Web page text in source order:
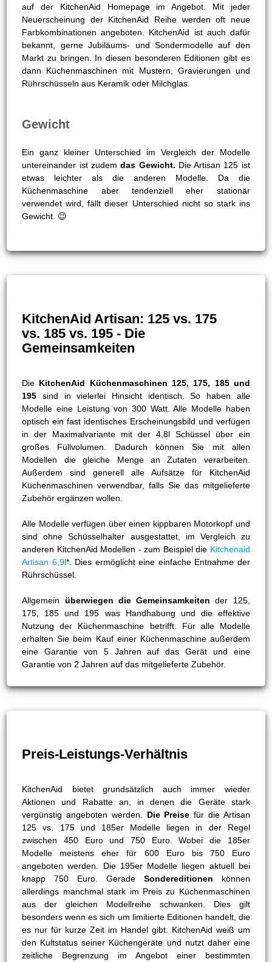
auf der KitchenAid Homepage im Angebot. Mit jeder
Neuerscheinung der KitchenAid Reihe werden oft neue
Farbkombinationen angeboten. KitchenAid ist auch dafür
bekannt, gerne Jubiläums- und Sondermodelle auf den
Markt zu bringen. In diesen besonderen Editionen gibt es
dann Küchenmaschinen mit Mustern, Gravierungen und
Rührschüsseln aus Keramik oder Milchglas.
Gewicht
Ein ganz kleiner Unterschied im Vergleich der Modelle
untereinander ist zudemdas Gewicht. Die Artisan 125 ist
etwas leichter als die anderen Modelle. Da die
Küchenmaschine aber tendenziell eher stationär
verwendet wird, fällt dieser Unterschied nicht so stark ins
Gewicht. 😉
KitchenAid Artisan: 125 vs. 175
vs. 185 vs. 195 - Die
Gemeinsamkeiten
Die KitchenAid Küchenmaschinen 125, 175, 185 und
195 sind in vielerlei Hinsicht identisch. So haben alle
Modelle eine Leistung von 300 Watt. Alle Modelle haben
optisch ein fast identisches Erscheinungsbild und verfügen
in der Maximalvariante mit der 4,8l Schüssel über ein
großes Füllvolumen. Dadurch können Sie mit allen
Modellen die gleiche Menge an Zutaten verarbeiten.
Außerdem sind generell alle Aufsätze für KitchenAid
Küchenmaschinen verwendbar, falls Sie das mitgelieferte
Zubehör ergänzen wollen.
Alle Modelle verfügen über einen kippbaren Motorkopf und
sind ohne Schüsselhalter ausgestattet, im Vergleich zu
anderen KitchenAid Modellen - zum Beispiel die Kitchenaid
Artisan 6,9l*. Dies ermöglicht eine einfache Entnahme der
Rührschüssel.
Allgemein überwiegen die Gemeinsamkeiten der 125,
175, 185 und 195 was Handhabung und die effektive
Nutzung der Küchenmaschine betrifft. Für alle Modelle
erhalten Sie beim Kauf einer Küchenmaschine außerdem
eine Garantie von 5 Jahren auf das Gerät und eine
Garantie von 2 Jahren auf das mitgelieferte Zubehör.
Preis-Leistungs-Verhältnis
KitchenAid bietet grundsätzlich auch immer wieder
Aktionen und Rabatte an, in denen die Geräte stark
vergünstig angeboten werden. Die Preise für die Artisan
125 vs. 175 und 185er Modelle liegen in der Regel
zwischen 450 Euro und 750 Euro. Wobei die 185er
Modelle meistens eher für 600 Euro bis 750 Euro
angeboten werden. Die 195er Modelle liegen aktuell bei
knapp 750 Euro. Gerade Sondereditionen können
allerdings manchmal stark im Preis zu Küchenmaschinen
aus der gleichen Modellreihe schwanken. Dies gilt
besonders wenn es sich um limitierte Editionen handelt, die
es nur für kurze Zeit im Handel gibt. KitchenAid weiß um
den Kultstatus seiner Küchengeräte und nutzt daher eine
zeitliche Begrenzung im Angebot einer bestimmten